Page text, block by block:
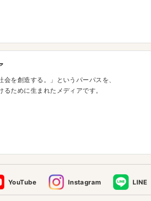
を創造する。」というパーパスを、
ために生まれたメディアです。
YouTube Instagram LINE